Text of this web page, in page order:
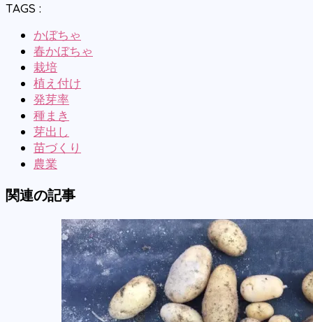
TAGS :
かぼちゃ
春かぼちゃ
栽培
植え付け
発芽率
種まき
芽出し
苗づくり
農業
関連の記事